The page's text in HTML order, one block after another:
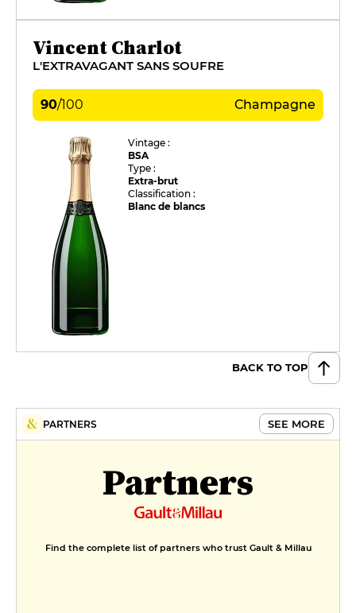
Vincent Charlot
L'EXTRAVAGANT SANS SOUFRE
90/100 Champagne
Vintage :
BSA
Type :
Extra-brut
Classification :
Blanc de blancs
BACK TO TOP
PARTNERS SEE MORE
Partners
Find the complete list of partners who trust Gault & Millau